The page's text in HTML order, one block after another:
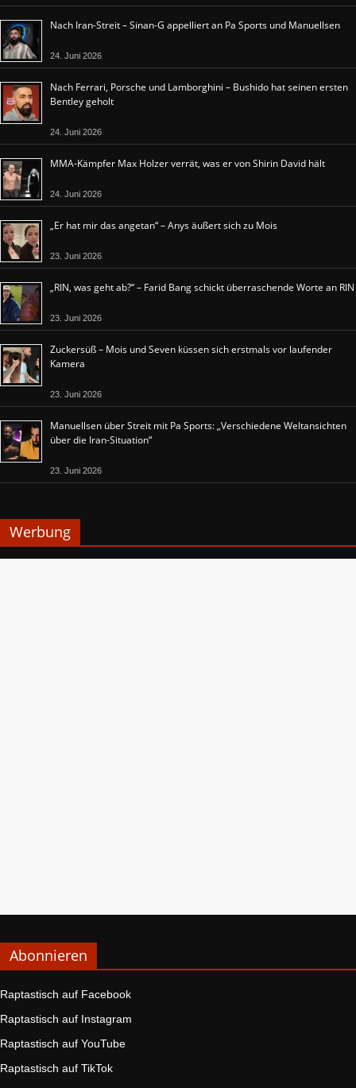
Nach Iran-Streit – Sinan-G appelliert an Pa Sports und Manuellsen
24. Juni 2026
Nach Ferrari, Porsche und Lamborghini – Bushido hat seinen ersten
Bentley geholt
24. Juni 2026
MMA-Kämpfer Max Holzer verrät, was er von Shirin David hält
24. Juni 2026
„Er hat mir das angetan“ – Anys äußert sich zu Mois
23. Juni 2026
„RIN, was geht ab?“ – Farid Bang schickt überraschende Worte an RIN
23. Juni 2026
Zuckersüß – Mois und Seven küssen sich erstmals vor laufender
Kamera
23. Juni 2026
Manuellsen über Streit mit Pa Sports: „Verschiedene Weltansichten
über die Iran-Situation“
23. Juni 2026
Werbung
Abonnieren
Raptastisch auf Facebook
Raptastisch auf Instagram
Raptastisch auf YouTube
Raptastisch auf TikTok